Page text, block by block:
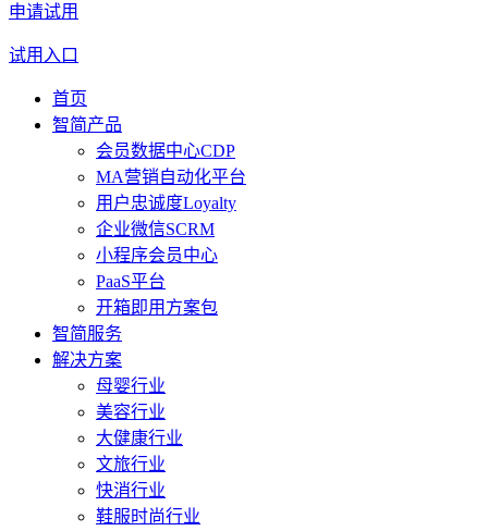
申请试用
试用入口
首页
智简产品
会员数据中心CDP
MA营销自动化平台
用户忠诚度Loyalty
企业微信SCRM
小程序会员中心
PaaS平台
开箱即用方案包
智简服务
解决方案
母婴行业
美容行业
大健康行业
文旅行业
快消行业
鞋服时尚行业